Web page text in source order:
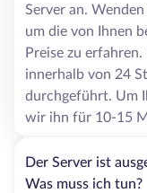
Server an.
um die von Ihnen
Preise zu
innerhalb von 24
durchgeführt. Um
wir ihn für 10-15
Der Server ist
Was muss ich tun?